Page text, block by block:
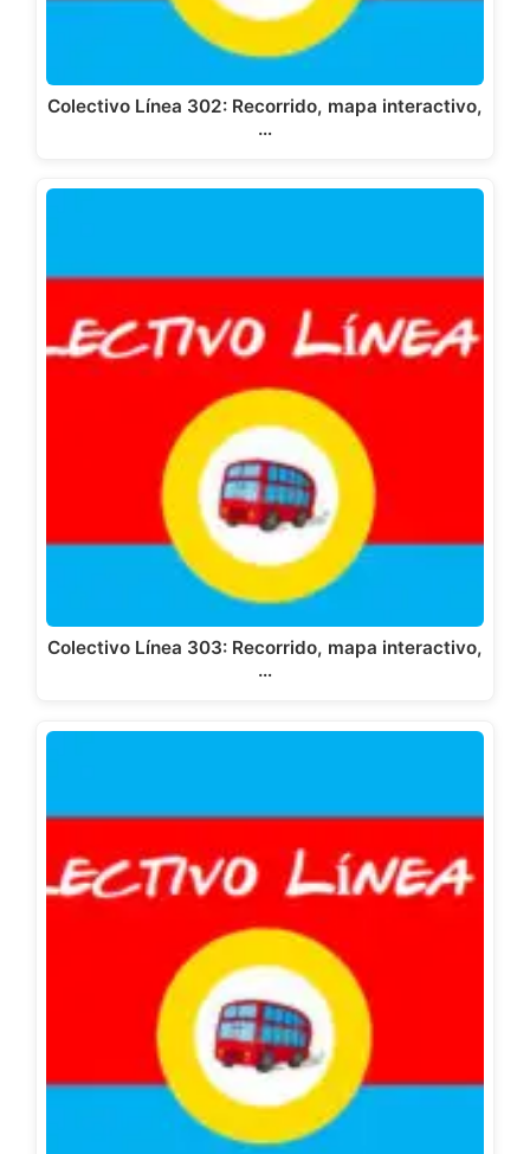
Colectivo Línea 302: Recorrido, mapa interactivo,
…
Colectivo Línea 303: Recorrido, mapa interactivo,
…